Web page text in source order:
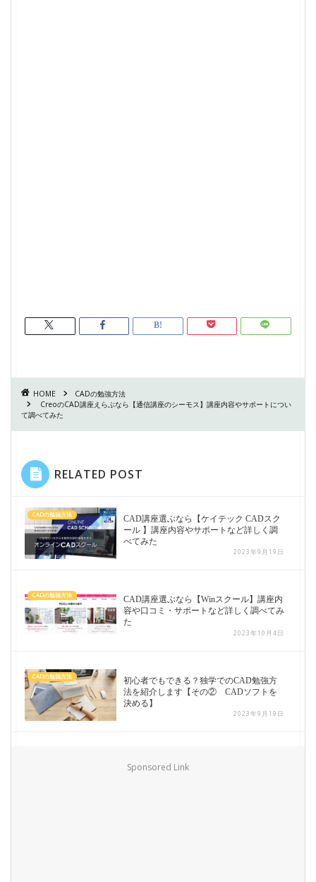
HOME
CADの勉強方法
CreoのCAD講座えらぶなら【通信講座のシーモス】講座内容やサポートについ
て調べてみた
RELATED POST
CADの勉強方法
CAD講座選ぶなら【ケイテック CADスク
ール 】講座内容やサポートなど詳しく調
べてみた
2023年9月19日
CADの勉強方法
CAD講座選ぶなら【Winスクール】講座内
容や口コミ・サポートなど詳しく調べてみ
た
2023年10月4日
CADの勉強方法
初心者でもできる？独学でのCAD勉強方
法を紹介します【その② CADソフトを
決める】
2023年9月19日
Sponsored Link